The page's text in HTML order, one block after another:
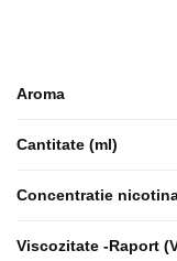
Aroma
Cantitate (ml)
Concentratie
Viscozitate -Raport